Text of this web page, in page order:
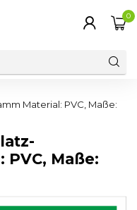
0
Material: PVC, Maße:
Maße: